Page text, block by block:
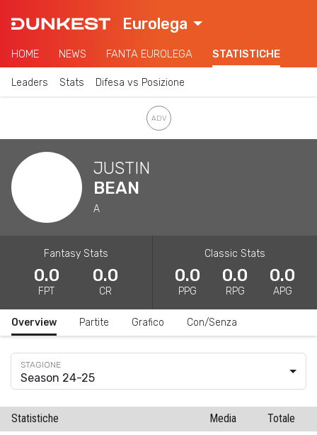
Eurolega
HOME NEWS FANTA EUROLEGA STATISTICHE
Leaders Stats Difesa vs Posizione
JUSTIN
BEAN
A
Fantasy Stats
0.0
FPT
0.0
CR
Classic Stats
0.0
PPG
0.0
RPG
0.0
APG
Overview Partite Grafico Con/Senza
Season 24-25
Statistiche Media
Totale